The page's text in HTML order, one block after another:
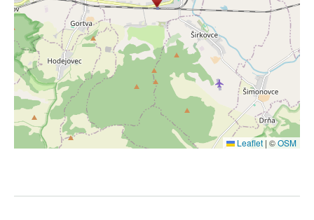
Leaflet | ©OSM